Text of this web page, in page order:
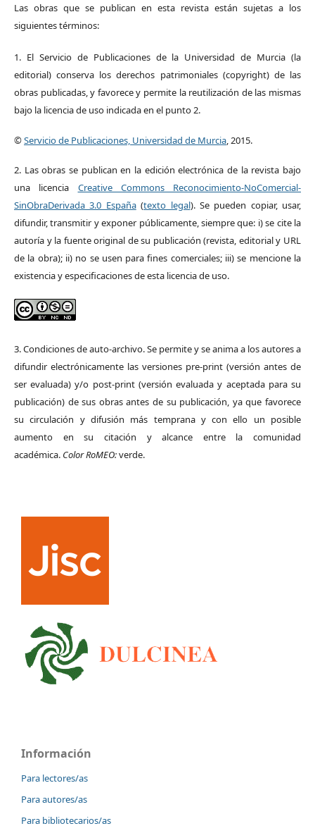
Las obras que se publican en esta revista están sujetas a los
siguientes términos:
1. El Servicio de Publicaciones de la Universidad de Murcia (la
editorial) conserva los derechos patrimoniales (copyright) de las
obras publicadas, y favorece y permite la reutilización de las mismas
bajo la licencia de uso indicada en el punto 2.
©Servicio de Publicaciones, Universidad de Murcia, 2015.
2. Las obras se publican en la edición electrónica de la revista bajo
una licencia Creative Commons Reconocimiento-NoComercial-
SinObraDerivada 3.0 España(texto legal). Se pueden copiar, usar,
difundir, transmitir y exponer públicamente, siempre que: i) se cite la
autoría y la fuente original de su publicación (revista, editorial y URL
de la obra); ii) no se usen para fines comerciales; iii) se mencione la
existencia y especificaciones de esta licencia de uso.
3. Condiciones de auto-archivo. Se permite y se anima a los autores a
difundir electrónicamente las versiones pre-print (versión antes de
ser evaluada) y/o post-print (versión evaluada y aceptada para su
publicación) de sus obras antes de su publicación, ya que favorece
su circulación y difusión más temprana y con ello un posible
aumento en su citación y alcance entre la comunidad
académica. Color RoMEO:verde.
Información
Para lectores/as
Para autores/as
Para bibliotecarios/as